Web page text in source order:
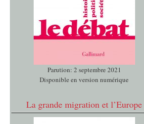
Parution: 2 septembre 2021
Disponible en version numérique
La grande migration et l’Europe